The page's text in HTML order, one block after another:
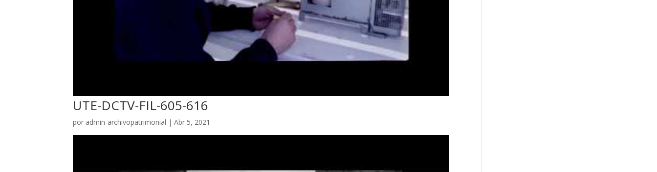
UTE-DCTV-FIL-605-616
por admin-archivopatrimonial |Abr 5, 2021